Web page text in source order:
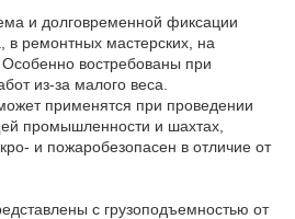
и долговременной фиксации
в ремонтных мастерских, на
востребованы при
из-за малого веса.
применятся при проведении
промышленности и шахтах,
и пожаробезопасен в отличие от
с грузоподъемностью от